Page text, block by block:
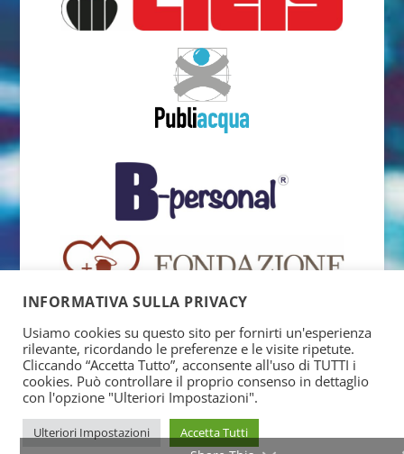
INFORMATIVA SULLA PRIVACY
Usiamo cookies su questo sito per fornirti un'esperienza
rilevante, ricordando le preferenze e le visite ripetute.
Cliccando “Accetta Tutto”, acconsente all'uso di TUTTI i
cookies. Può controllare il proprio consenso in dettaglio
con l'opzione "Ulteriori Impostazioni".
Ulteriori Impostazioni Accetta Tutti